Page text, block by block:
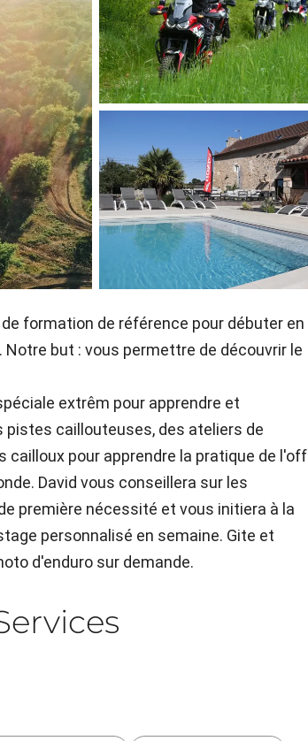
formation de référence pour débuter en
but : vous permettre de découvrir le
extrêm pour apprendre et
pistes caillouteuses, des ateliers de
cailloux pour apprendre la pratique de l'off
David vous conseillera sur les
première nécessité et vous initiera à la
personnalisé en semaine. Gite et
d'enduro sur demande.